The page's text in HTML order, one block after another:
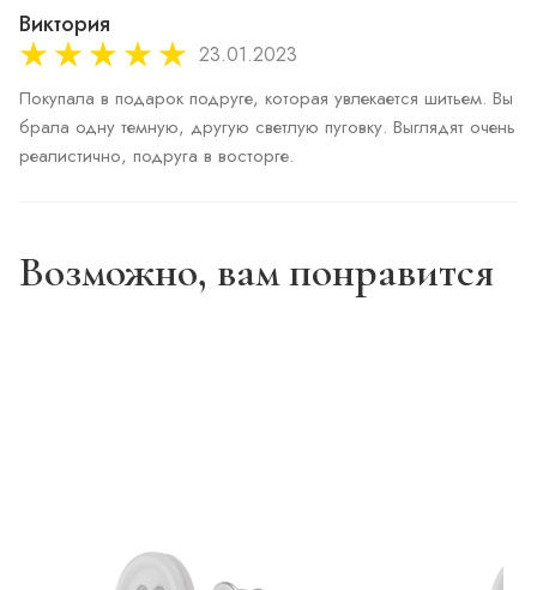
Виктория
23.01.2023
Покупала в подарок подруге, которая увлекается шитьем. Вы
брала одну темную, другую светлую пуговку. Выглядят очень
реалистично, подруга в восторге.
Возможно, вам понравится